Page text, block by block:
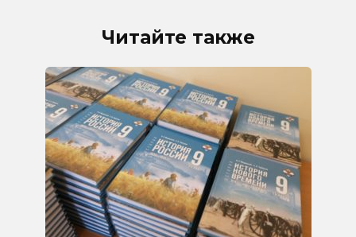
Читайте также